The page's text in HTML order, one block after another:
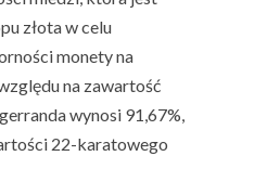
złota w celu
monety na
na zawartość
wynosi 91,67%,
22-karatowego